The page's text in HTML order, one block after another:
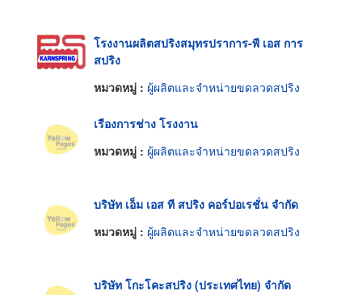
โรงงานผลิตสปริงสมุทรปราการ-พี เอส การ
สปริง
หมวดหมู่ : ผู้ผลิตและจำหน่ายขดลวดสปริง
เรืองการช่าง โรงงาน
หมวดหมู่ : ผู้ผลิตและจำหน่ายขดลวดสปริง
บริษัท เอ็ม เอส ที สปริง คอร์ปอเรชั่น จำกัด
หมวดหมู่ : ผู้ผลิตและจำหน่ายขดลวดสปริง
บริษัท โกะโคะสปริง (ประเทศไทย) จำกัด